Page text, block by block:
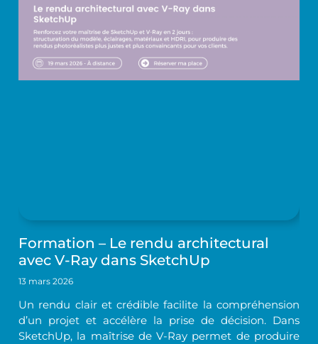
Formation – Le rendu architectural
avec V-Ray dans SketchUp
13 mars 2026
Un rendu clair et crédible facilite la compréhension
d’un projet et accélère la prise de décision. Dans
SketchUp, la maîtrise de V-Ray permet de produire